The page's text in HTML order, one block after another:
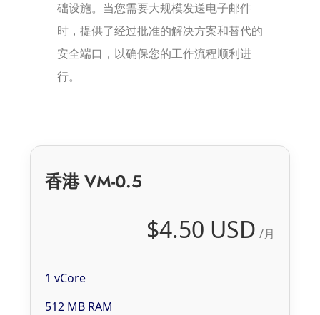
础设施。当您需要大规模发送电子邮件
时，提供了经过批准的解决方案和替代的
安全端口，以确保您的工作流程顺利进
行。
香港 VM-0.5
$4.50 USD /月
1 vCore
512 MB RAM